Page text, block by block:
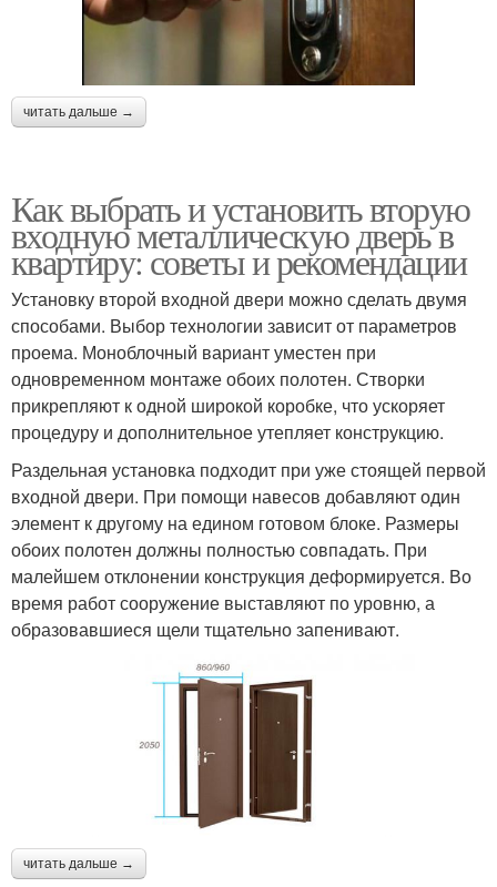
читать дальше →
Как выбрать и установить вторую
входную металлическую дверь в
квартиру: советы и рекомендации
Установку второй входной двери можно сделать двумя
способами. Выбор технологии зависит от параметров
проема. Моноблочный вариант уместен при
одновременном монтаже обоих полотен. Створки
прикрепляют к одной широкой коробке, что ускоряет
процедуру и дополнительное утепляет конструкцию.
Раздельная установка подходит при уже стоящей первой
входной двери. При помощи навесов добавляют один
элемент к другому на едином готовом блоке. Размеры
обоих полотен должны полностью совпадать. При
малейшем отклонении конструкция деформируется. Во
время работ сооружение выставляют по уровню, а
образовавшиеся щели тщательно запенивают.
читать дальше →